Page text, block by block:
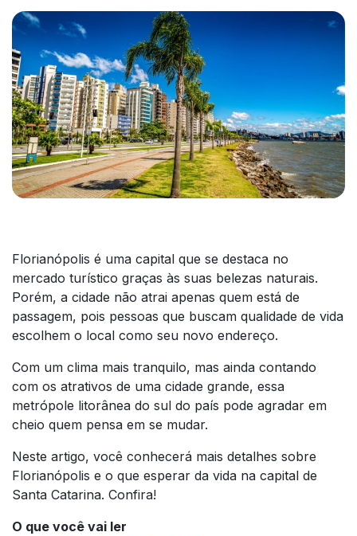
Florianópolis é uma capital que se destaca no
mercado turístico graças às suas belezas naturais.
Porém, a cidade não atrai apenas quem está de
passagem, pois pessoas que buscam qualidade de vida
escolhem o local como seu novo endereço.
Com um clima mais tranquilo, mas ainda contando
com os atrativos de uma cidade grande, essa
metrópole litorânea do sul do país pode agradar em
cheio quem pensa em se mudar.
Neste artigo, você conhecerá mais detalhes sobre
Florianópolis e o que esperar da vida na capital de
Santa Catarina. Confira!
O que você vai ler